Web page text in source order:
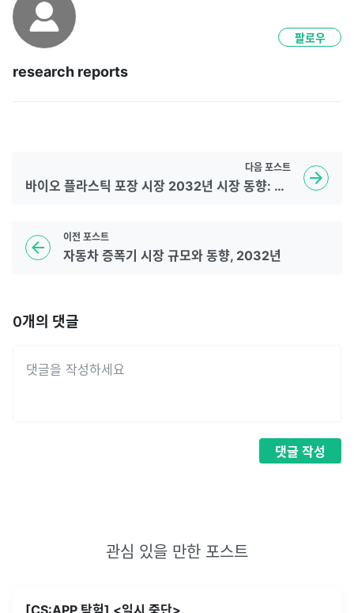
research reports
팔로우
이전 포스트
자동차 증폭기 시장 규모와 동향, 2032년
다음 포스트
바이오 플라스틱 포장 시장 2032년 시장 동향: 점유율, 규모 및 성장 요인 개요
0개의 댓글
댓글 작성
관심 있을 만한 포스트
[CS:APP 탐험] <일시 중단>